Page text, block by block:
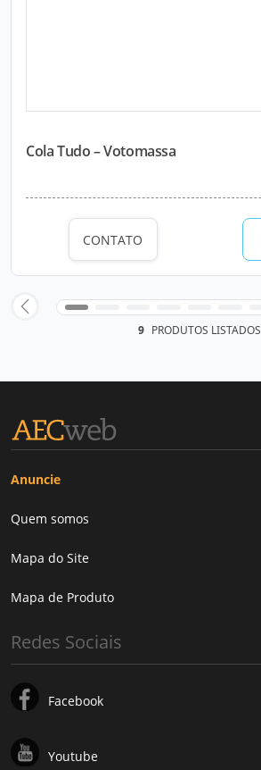
Cola Tudo – Votomassa
CONTATO
9 PRODUTOS LISTADOS
Anuncie
Quem somos
Mapa do Site
Mapa de Produto
Redes Sociais
Facebook
Youtube